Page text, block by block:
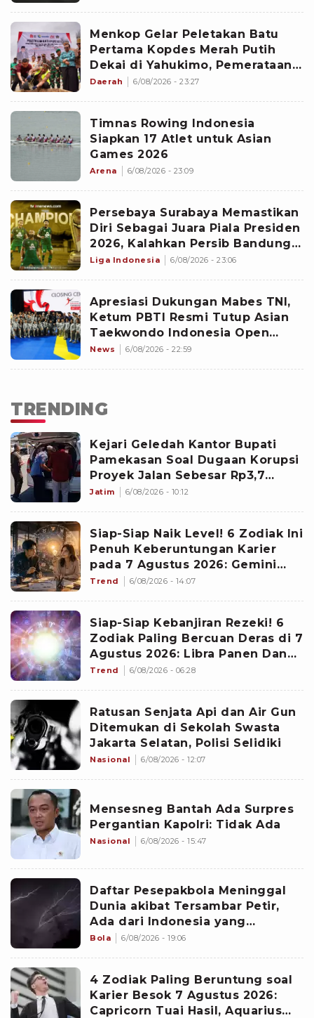
Menkop Gelar Peletakan Batu
Pertama Kopdes Merah Putih
Dekai di Yahukimo, Pemerataan
Ekonomi di Papua Diperkuat
Daerah 6/08/2026 - 23:27
Timnas Rowing Indonesia
Siapkan 17 Atlet untuk Asian
Games 2026
Arena 6/08/2026 - 23:09
Persebaya Surabaya Memastikan
Diri Sebagai Juara Piala Presiden
2026, Kalahkan Persib Bandung
Lewat Adu Penalti
Liga Indonesia 6/08/2026 - 23:06
Apresiasi Dukungan Mabes TNI,
Ketum PBTI Resmi Tutup Asian
Taekwondo Indonesia Open
Championships 2026
News 6/08/2026 - 22:59
TRENDING
Kejari Geledah Kantor Bupati
Pamekasan Soal Dugaan Korupsi
Proyek Jalan Sebesar Rp3,7
Milliar
Jatim 6/08/2026 - 10:12
Siap-Siap Naik Level! 6 Zodiak Ini
Penuh Keberuntungan Karier
pada 7 Agustus 2026: Gemini
Punya Senjata Utama
Trend 6/08/2026 - 14:07
Siap-Siap Kebanjiran Rezeki! 6
Zodiak Paling Bercuan Deras di 7
Agustus 2026: Libra Panen Dana
Ekstra
Trend 6/08/2026 - 06:28
Ratusan Senjata Api dan Air Gun
Ditemukan di Sekolah Swasta
Jakarta Selatan, Polisi Selidiki
Nasional 6/08/2026 - 12:07
Mensesneg Bantah Ada Surpres
Pergantian Kapolri: Tidak Ada
Nasional 6/08/2026 - 15:47
Daftar Pesepakbola Meninggal
Dunia akibat Tersambar Petir,
Ada dari Indonesia yang
Namanya sudah Tersohor
Bola 6/08/2026 - 19:06
4 Zodiak Paling Beruntung soal
Karier Besok 7 Agustus 2026:
Capricorn Tuai Hasil, Aquarius